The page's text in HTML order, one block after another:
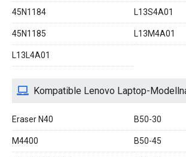
45N1184 L13S4A01
45N1185 L13M4A01
L13L4A01
Kompatible Lenovo Laptop-
Eraser N40 B50-30
M4400 B50-45